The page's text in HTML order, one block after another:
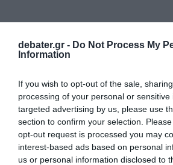
debater.gr - Do Not Process My
Information
If you wish to opt-out of the sale,
processing of your personal or
targeted advertising by us, please use
section to confirm your selection.
opt-out request is processed you may
interest-based ads based on personal
us or personal information disclosed to
ΠΟΛΙΤΙΚΗ